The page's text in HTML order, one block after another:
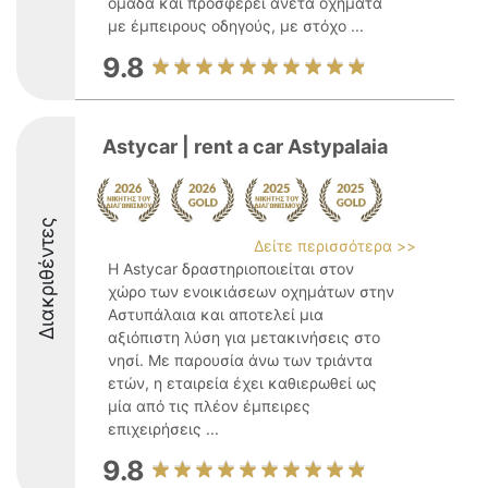
με έμπειρους οδηγούς, με στόχο ...
9.8
Διακριθέντες
Astycar | rent a car Astypalaia
Δείτε περισσότερα >>
Η Astycar δραστηριοποιείται στον
χώρο των ενοικιάσεων οχημάτων στην
Αστυπάλαια και αποτελεί μια
αξιόπιστη λύση για μετακινήσεις στο
νησί. Με παρουσία άνω των τριάντα
ετών, η εταιρεία έχει καθιερωθεί ως
μία από τις πλέον έμπειρες
επιχειρήσεις ...
9.8